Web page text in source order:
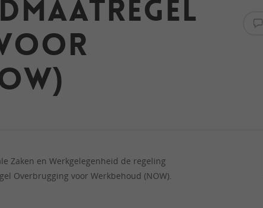
Zaken en Werkgelegenheid de regeling
Overbrugging voor Werkbehoud (NOW).